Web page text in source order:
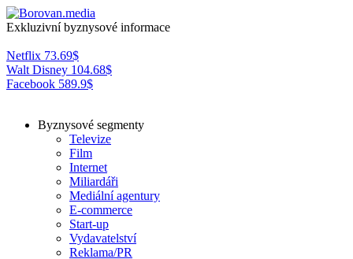
Exkluzivní byznysové informace
Netflix 73.69$
Walt Disney 104.68$
Facebook 589.9$
Byznysové segmenty
Televize
Film
Internet
Miliardáři
Mediální agentury
E-commerce
Start-up
Vydavatelství
Reklama/PR